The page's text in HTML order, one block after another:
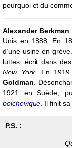
pourquoi et du
Alexander Berkman
Unis en 1888. En
d’une usine en
luttes, écrit dans
New York. En
Goldman.
1921 en Suède,
bolchevique. Il finit
P.S. :